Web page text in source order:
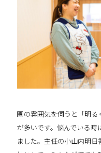
園の雰囲気を伺うと「明る
が多いです。悩んでいる
ました。主任の小山内明